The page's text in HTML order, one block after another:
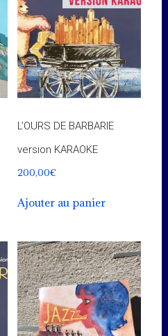
L’OURS DE BARBARIE
version KARAOKE
200,00€
Ajouter au panier